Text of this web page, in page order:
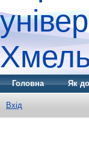
Головна Як
Вхід